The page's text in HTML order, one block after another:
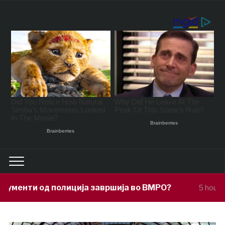
завршија во ВМРО? 5 hours ago Под